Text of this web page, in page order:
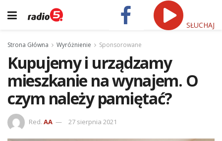
SŁUCHAJ
Strona Główna Wyróżnienie Sponsorowane
Kupujemy i urządzamy
mieszkanie na wynajem. O
czym należy pamiętać?
Red. AA 27 sierpnia 2021